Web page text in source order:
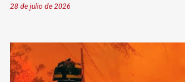
28 de julio de 2026